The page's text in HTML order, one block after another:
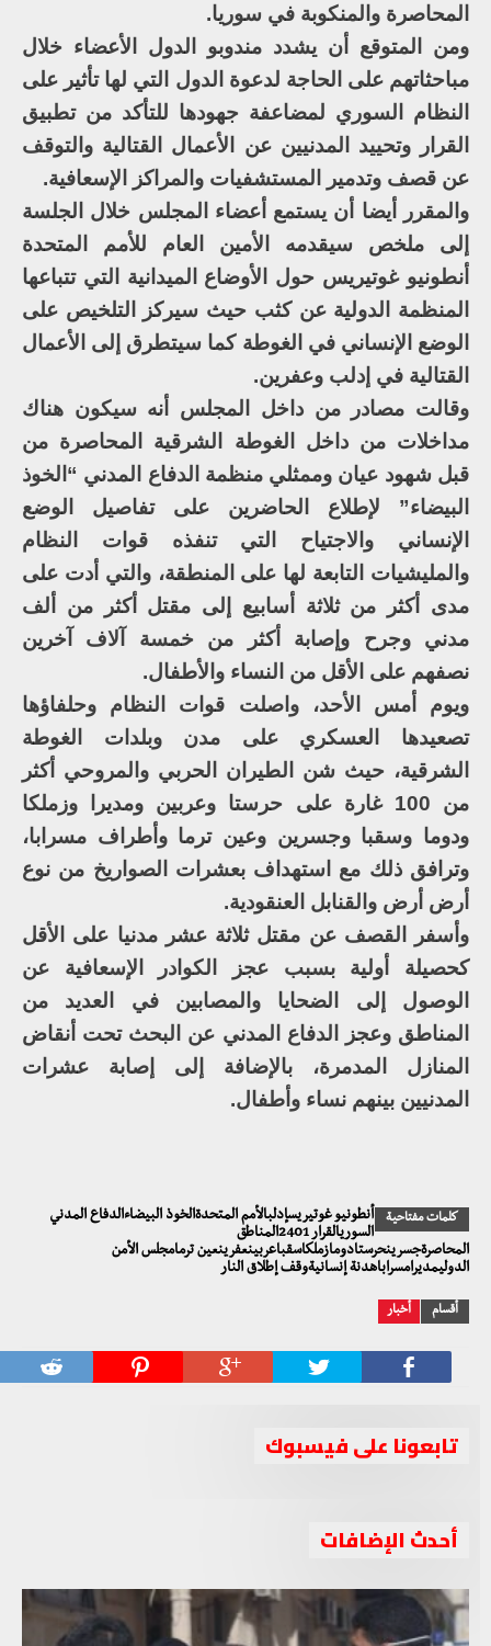
المحاصرة والمنكوبة في سوريا.
ومن المتوقع أن يشدد مندوبو الدول الأعضاء خلال
مباحثاتهم على الحاجة لدعوة الدول التي لها تأثير على
النظام السوري لمضاعفة جهودها للتأكد من تطبيق
القرار وتحييد المدنيين عن الأعمال القتالية والتوقف
عن قصف وتدمير المستشفيات والمراكز الإسعافية.
والمقرر أيضا أن يستمع أعضاء المجلس خلال الجلسة
إلى ملخص سيقدمه الأمين العام للأمم المتحدة
أنطونيو غوتيريس حول الأوضاع الميدانية التي تتباعها
المنظمة الدولية عن كثب حيث سيركز التلخيص على
الوضع الإنساني في الغوطة كما سيتطرق إلى الأعمال
القتالية في إدلب وعفرين.
وقالت مصادر من داخل المجلس أنه سيكون هناك
مداخلات من داخل الغوطة الشرقية المحاصرة من
قبل شهود عيان وممثلي منظمة الدفاع المدني “الخوذ
البيضاء” لإطلاع الحاضرين على تفاصيل الوضع
الإنساني والاجتياح التي تنفذه قوات النظام
والمليشيات التابعة لها على المنطقة، والتي أدت على
مدى أكثر من ثلاثة أسابيع إلى مقتل أكثر من ألف
مدني وجرح وإصابة أكثر من خمسة آلاف آخرين
نصفهم على الأقل من النساء والأطفال.
ويوم أمس الأحد، واصلت قوات النظام وحلفاؤها
تصعيدها العسكري على مدن وبلدات الغوطة
الشرقية، حيث شن الطيران الحربي والمروحي أكثر
من 100 غارة على حرستا وعربين ومديرا وزملكا
ودوما وسقبا وجسرين وعين ترما وأطراف مسرابا،
وترافق ذلك مع استهداف بعشرات الصواريخ من نوع
أرض أرض والقنابل العنقودية.
وأسفر القصف عن مقتل ثلاثة عشر مدنيا على الأقل
كحصيلة أولية بسبب عجز الكوادر الإسعافية عن
الوصول إلى الضحايا والمصابين في العديد من
المناطق وعجز الدفاع المدني عن البحث تحت أنقاض
المنازل المدمرة، بالإضافة إلى إصابة عشرات
المدنيين بينهم نساء وأطفال.
كلمات مفتاحية
أنطونيو غوتيريسإدلبالأمم المتحدةالخوذ البيضاءالدفاع المدني
السوريالقرار 2401المناطق
المحاصرةجسرينحرستادومازملكاسقباعربينعفرينعين ترمامجلس الأمن
الدوليمديرامسراباهدنة إنسانيةوقف إطلاق النار
أقسام أخبار
تابعونا على فيسبوك
أحدث الإضافات